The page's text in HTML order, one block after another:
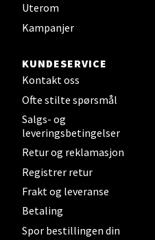
Uterom
Kampanjer
KUNDESERVICE
Kontakt oss
Ofte stilte spørsmål
Salgs- og
leveringsbetingelser
Retur og reklamasjon
Registrer retur
Frakt og leveranse
Betaling
Spor bestillingen din
Steinkjer - Thon
Åpent i dag 10-20
0 i butikk
Leirvik - Stord
Torgbakken 2, 5401 Stord